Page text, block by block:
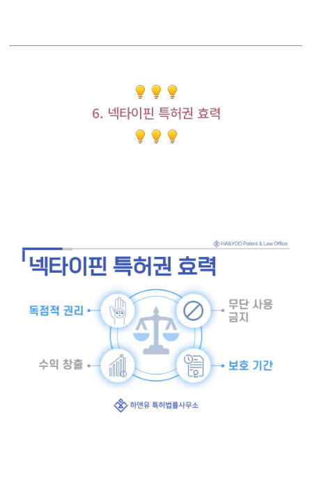
6. 넥타이핀 특허권 효력